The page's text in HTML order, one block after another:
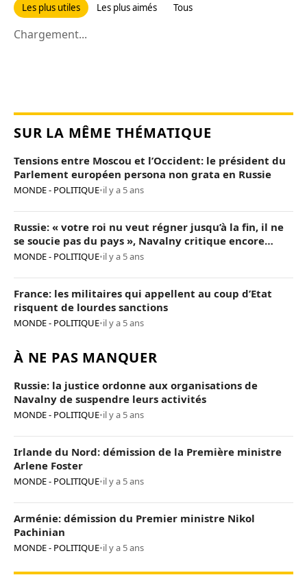
Les plus utiles Les plus aimés Tous
Chargement...
SUR LA MÊME THÉMATIQUE
Tensions entre Moscou et l’Occident: le président du
Parlement européen persona non grata en Russie
MONDE - POLITIQUE•il y a 5 ans
Russie: « votre roi nu veut régner jusqu’à la fin, il ne
se soucie pas du pays », Navalny critique encore
Poutine
MONDE - POLITIQUE•il y a 5 ans
France: les militaires qui appellent au coup d’Etat
risquent de lourdes sanctions
MONDE - POLITIQUE•il y a 5 ans
À NE PAS MANQUER
Russie: la justice ordonne aux organisations de
Navalny de suspendre leurs activités
MONDE - POLITIQUE•il y a 5 ans
Irlande du Nord: démission de la Première ministre
Arlene Foster
MONDE - POLITIQUE•il y a 5 ans
Arménie: démission du Premier ministre Nikol
Pachinian
MONDE - POLITIQUE•il y a 5 ans